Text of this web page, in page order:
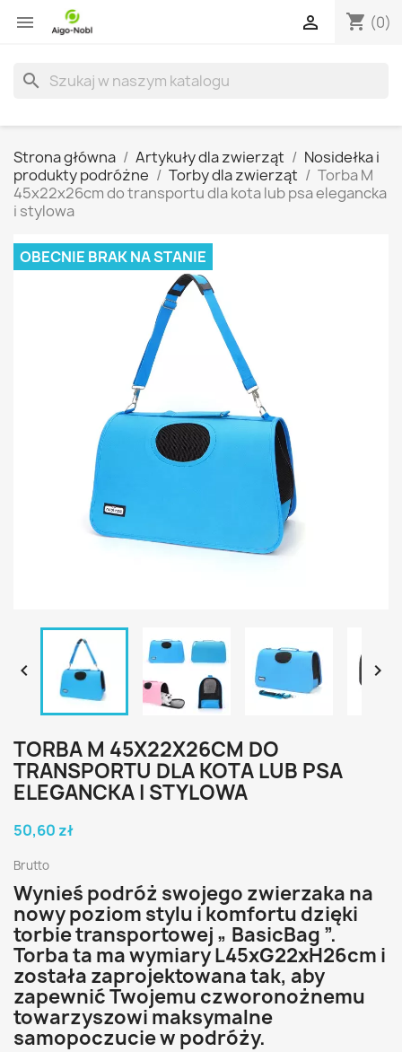
 shopping_cart (0)

search
Strona główna Artykuły dla zwierząt
Nosidełka i
produkty podróżne
Torby dla zwierząt
Torba M
45x22x26cm do transportu dla kota lub psa elegancka
i stylowa
OBECNIE BRAK NA STANIE
 
TORBA M 45X22X26CM DO
TRANSPORTU DLA KOTA LUB PSA
ELEGANCKA I STYLOWA
50,60 zł
Brutto
Wynieś podróż swojego zwierzaka na
nowy poziom stylu i komfortu dzięki
torbie transportowej „ BasicBag ”.
Torba ta ma wymiary L45xG22xH26cm i
została zaprojektowana tak, aby
zapewnić Twojemu czworonożnemu
towarzyszowi maksymalne
samopoczucie w podróży.